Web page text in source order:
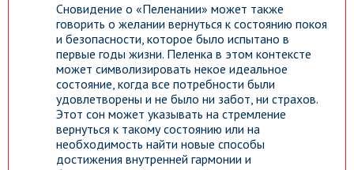
Сновидение о «Пеленании» может также
говорить о желании вернуться к состоянию покоя
и безопасности, которое было испытано в
первые годы жизни. Пеленка в этом контексте
может символизировать некое идеальное
состояние, когда все потребности были
удовлетворены и не было ни забот, ни страхов.
Этот сон может указывать на стремление
вернуться к такому состоянию или на
необходимость найти новые способы
достижения внутренней гармонии и